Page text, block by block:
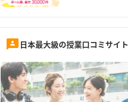
日本最大級の授業口コミサイト